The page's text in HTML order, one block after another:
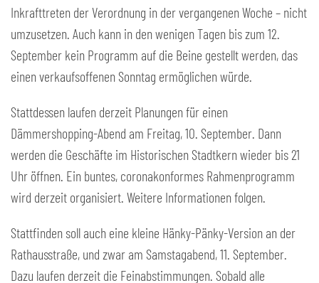
Inkrafttreten der Verordnung in der vergangenen Woche – nicht
umzusetzen. Auch kann in den wenigen Tagen bis zum 12.
September kein Programm auf die Beine gestellt werden, das
einen verkaufsoffenen Sonntag ermöglichen würde.
Stattdessen laufen derzeit Planungen für einen
Dämmershopping-Abend am Freitag, 10. September. Dann
werden die Geschäfte im Historischen Stadtkern wieder bis 21
Uhr öffnen. Ein buntes, coronakonformes Rahmenprogramm
wird derzeit organisiert. Weitere Informationen folgen.
Stattfinden soll auch eine kleine Hänky-Pänky-Version an der
Rathausstraße, und zwar am Samstagabend, 11. September.
Dazu laufen derzeit die Feinabstimmungen. Sobald alle